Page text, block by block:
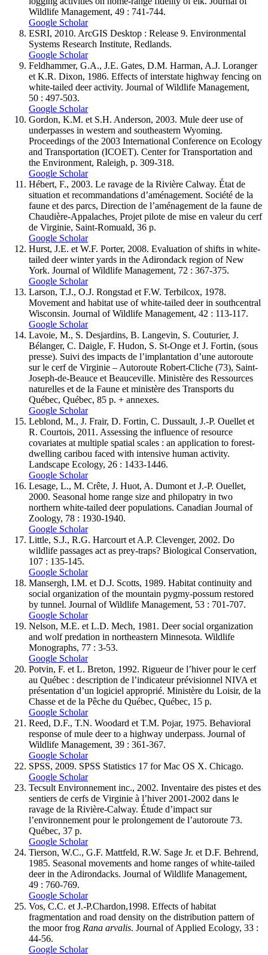
Wildlife Management, 49 : 741-744.
Google Scholar
ESRI, 2010. ArcGIS Desktop : Release 9. Environmental
Systems Research Institute, Redlands.
Google Scholar
Feldhammer, G.A., J.E. Gates, D.M. Harman, A.J. Loranger
et K.R. Dixon, 1986. Effects of interstate highway fencing on
white-tailed deer activity. Journal of Wildlife Management,
50 : 497-503.
Google Scholar
Gordon, K.M. et S.H. Anderson, 2003. Mule deer use of
underpasses in western and southeastern Wyoming.
Proceedings of the 2003 International Conference on Ecology
and Transportation (ICOET). Center for Transportation and
the Environment, Raleigh, p. 309-318.
Google Scholar
Hébert, F., 2003. Le ravage de la Rivière Calway. État de
situation et recommandations d’aménagement. Société de la
faune et des parcs, Direction de l’aménagement de la faune de
Chaudière-Appalaches, Projet pilote de mise en valeur du cerf
de Virginie, Saint-Romuald, 36 p.
Google Scholar
Hurst, J.E. et W.F. Porter, 2008. Evaluation of shifts in white-
tailed deer winter yards in the Adirondack region of New
York. Journal of Wildlife Management, 72 : 367-375.
Google Scholar
Larson, T.J., O.J. Rongstad et F.W. Terbilcox, 1978.
Movement and habitat use of white-tailed deer in southcentral
Wisconsin. Journal of Wildlife Management, 42 : 113-117.
Google Scholar
Lavoie, M., S. Desjardins, B. Langevin, S. Couturier, J.
Bélanger, C. Daigle, F. Hudon, S. St-Onge et J. Fortin, (sous
presse). Suivi des impacts de l’implantation d’une autoroute
sur le cerf de Virginie – Autoroute Robert-Cliche (73), Saint-
Joseph-de-Beauce et Beauceville. Ministère des Ressources
naturelles et de la Faune et ministère des Transports du
Québec, Québec, 85 p. + annexes.
Google Scholar
Leblond, M., J. Frair, D. Fortin, C. Dussault, J.-P. Ouellet et
R. Courtois, 2011. Assessing the influence of resource
covariates at multiple spatial scales : an application to forest-
dwelling caribou faced with intensive human activity.
Landscape Ecology, 26 : 1433-1446.
Google Scholar
Lesage, L., M. Crête, J. Huot, A. Dumont et J.-P. Ouellet,
2000. Seasonal home range size and philopatry in two
northern white-tailed deer populations. Canadian Journal of
Zoology, 78 : 1930-1940.
Google Scholar
Little, S.J., R.G. Harcourt et A.P. Clevenger, 2002. Do
wildlife passages act as prey-traps? Biological Conservation,
107 : 135-145.
Google Scholar
Mansergh, I.M. et D.J. Scotts, 1989. Habitat continuity and
social organization of the mountain pygmy-possum restored
by tunnel. Journal of Wildlife Management, 53 : 701-707.
Google Scholar
Nelson, M.E. et L.D. Mech, 1981. Deer social organization
and wolf predation in northeastern Minnesota. Wildlife
Monographs, 77 : 3-53.
Google Scholar
Potvin, F. et L. Breton, 1992. Rigueur de l’hiver pour le cerf
au Québec : description de l’indicateur prévisionnel NIVA et
présentation d’un logiciel approprié. Ministère du Loisir, de la
Chasse et de la Pêche du Québec, Québec, 15 p.
Google Scholar
Reed, D.F., T.N. Woodard et T.M. Pojar, 1975. Behavioral
response of mule deer to a highway underpass. Journal of
Wildlife Management, 39 : 361-367.
Google Scholar
SPSS, 2009. SPSS Statistics 17 for Mac OS X. Chicago.
Google Scholar
Tecsult Environnement inc., 2002. Inventaire des pistes et des
sentiers de cerfs de Virginie à l’hiver 2001-2002 dans le
ravage de la Rivière-Calway. Étude d’impact sur
l’environnement pour le prolongement de l’autoroute 73.
Québec, 37 p.
Google Scholar
Tierson, W.C., G.F. Mattfeld, R.W. Sage Jr. et D.F. Behrend,
1985. Seasonal movements and home ranges of white-tailed
deer in the Adirondacks. Journal of Wildlife Management,
49 : 760-769.
Google Scholar
Vos, C.C. et J.-P.Chardon,1998. Effects of habitat
fragmentation and road density on the distribution pattern of
the moor frog Rana arvalis. Journal of Applied Ecology, 33 :
44-56.
Google Scholar